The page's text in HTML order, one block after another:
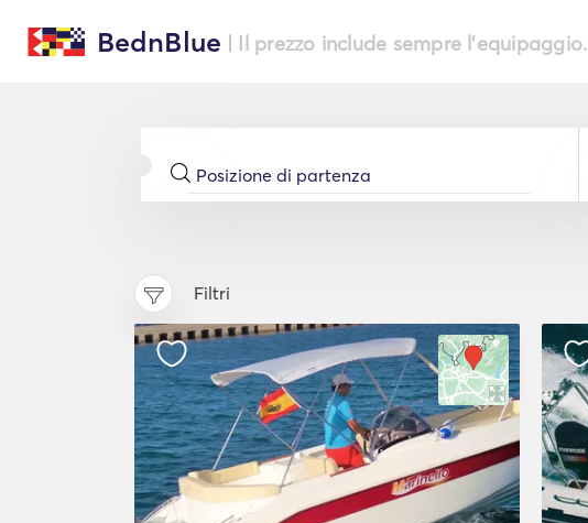
BednBlue | Il prezzo include sempre l'equipaggio.
Filtri